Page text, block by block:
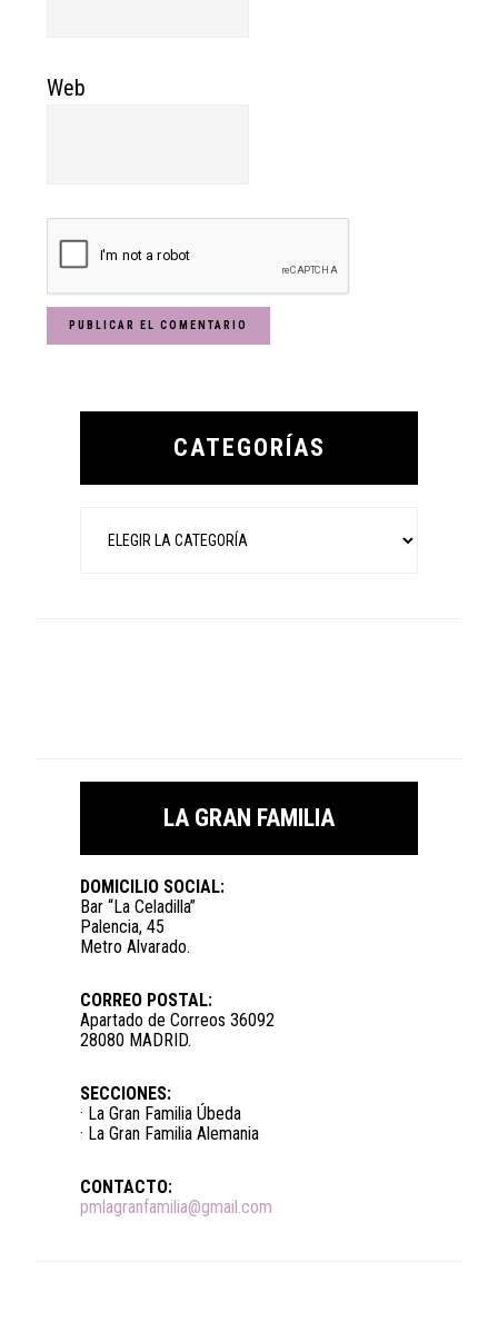
Web
Primary
CATEGORÍAS
LA GRAN FAMILIA
DOMICILIO SOCIAL:
Bar “La Celadilla”
Palencia, 45
Metro Alvarado.
CORREO POSTAL:
Apartado de Correos 36092
28080 MADRID.
SECCIONES:
· La Gran Familia Úbeda
· La Gran Familia Alemania
CONTACTO:
pmlagranfamilia@gmail.com